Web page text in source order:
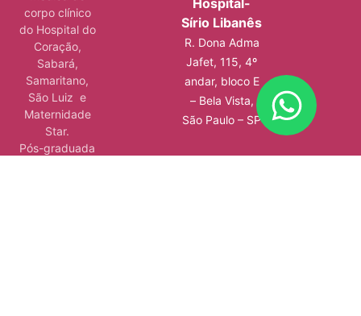
corpo clínico
do Hospital do
Coração,
Sabará,
Samaritano,
São Luiz e
Maternidade
Star.
Pós-graduada
Hospital-
Sírio Libanês
R. Dona Adma
Jafet, 115, 4º
andar, bloco E
– Bela Vista,
São Paulo – SP